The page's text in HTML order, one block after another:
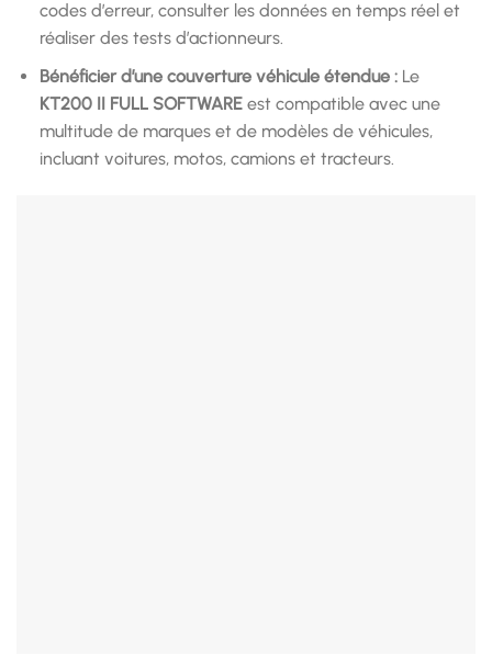
codes d’erreur, consulter les données en temps réel et
réaliser des tests d’actionneurs.
Bénéficier d’une couverture véhicule étendue :Le
KT200 II FULL SOFTWAREest compatible avec une
multitude de marques et de modèles de véhicules,
incluant voitures, motos, camions et tracteurs.